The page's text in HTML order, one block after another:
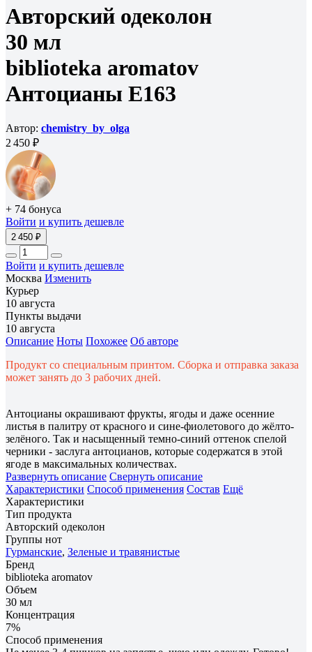
Авторский одеколон
30 мл
biblioteka aromatov
Антоцианы E163
Автор: chemistry_by_olga
2 450 ₽
+ 74 бонуса
Войти и купить дешевле
2 450 ₽
Войти и купить дешевле
Москва Изменить
Курьер
10 августа
Пункты выдачи
10 августа
Описание Ноты Похожее Об авторе
Продукт со специальным принтом. Сборка и отправка заказа
может занять до 3 рабочих дней.
Антоцианы окрашивают фрукты, ягоды и даже осенние
листья в палитру от красного и сине-фиолетового до жёлто-
зелёного. Так и насыщенный темно-синий оттенок спелой
черники - заслуга антоцианов, которые содержатся в этой
ягоде в максимальных количествах.
Развернуть описание Свернуть описание
Характеристики Способ применения Состав Ещё
Характеристики
Тип продукта
Авторский одеколон
Группы нот
Гурманские, Зеленые и травянистые
Бренд
biblioteka aromatov
Объем
30 мл
Концентрация
7%
Способ применения